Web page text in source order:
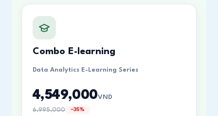
Combo E-learning
Data Analytics E-Learning Series
4,549,000VND
6,995,000 −35%